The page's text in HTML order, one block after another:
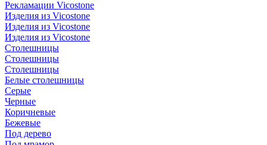
Рекламации Vicostone
Изделия из Vicostone
Изделия из Vicostone
Изделия из Vicostone
Столешницы
Столешницы
Столешницы
Белые столешницы
Серые
Черные
Коричневые
Бежевые
Под дерево